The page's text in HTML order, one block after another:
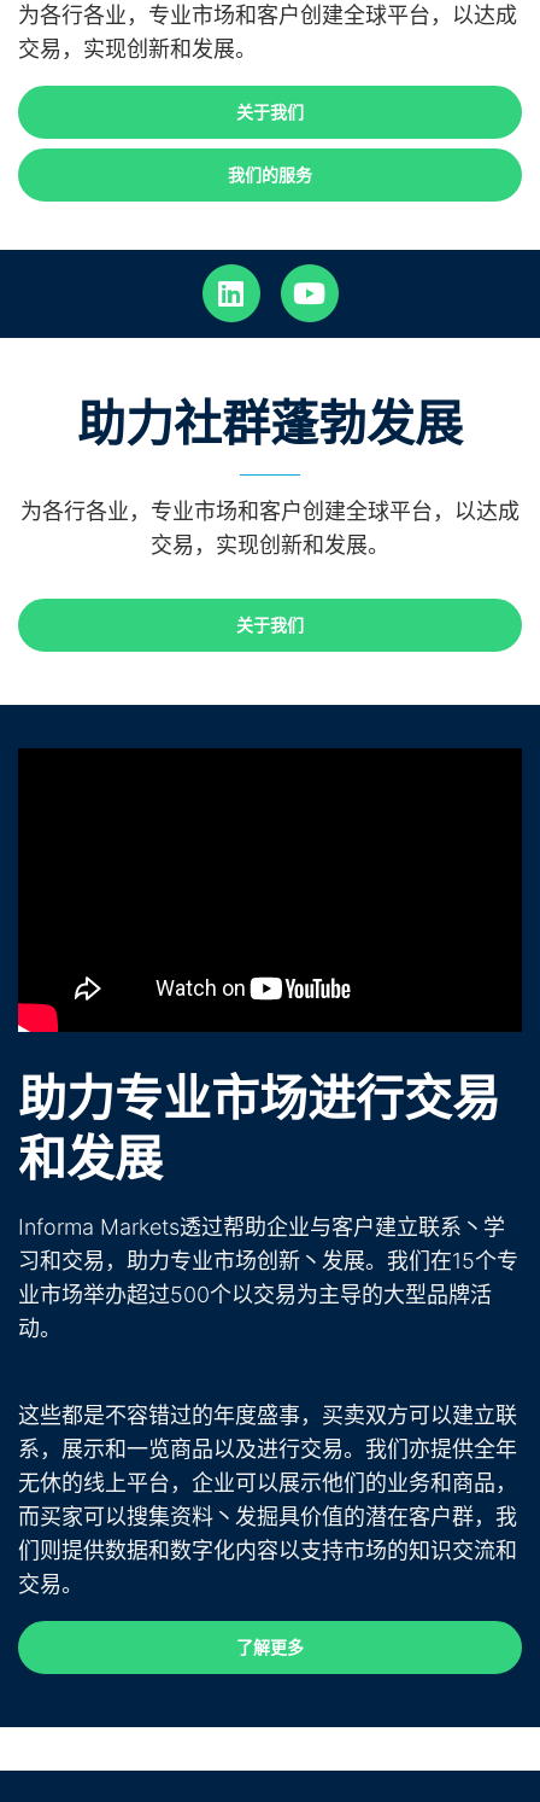
为各行各业，专业市场和客户创建全球平台，以达成
交易，实现创新和发展。
关于我们
我们的服务
助力社群蓬勃发展
为各行各业，专业市场和客户创建全球平台，以达成
交易，实现创新和发展。
关于我们
关于我们
助力专业市场进行交易
和发展
Informa Markets透过帮助企业与客户建立联系丶学
习和交易，助力专业市场创新丶发展。我们在15个专
业市场举办超过500个以交易为主导的大型品牌活
动。
这些都是不容错过的年度盛事，买卖双方可以建立联
系，展示和一览商品以及进行交易。我们亦提供全年
无休的线上平台，企业可以展示他们的业务和商品，
而买家可以搜集资料丶发掘具价值的潜在客户群，我
们则提供数据和数字化内容以支持市场的知识交流和
交易。
了解更多
了解更多